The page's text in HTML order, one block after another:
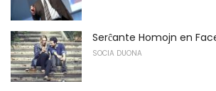
Serĉante Homojn en
SOCIA DUONA